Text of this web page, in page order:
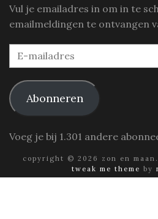
Vul je emailadres in om in te
emailmeldingen te ontvangen
E-
mailadres
Abonneren
Voeg je bij 1.301 andere
copyright © 2026 zon en maan.
tweak me theme by